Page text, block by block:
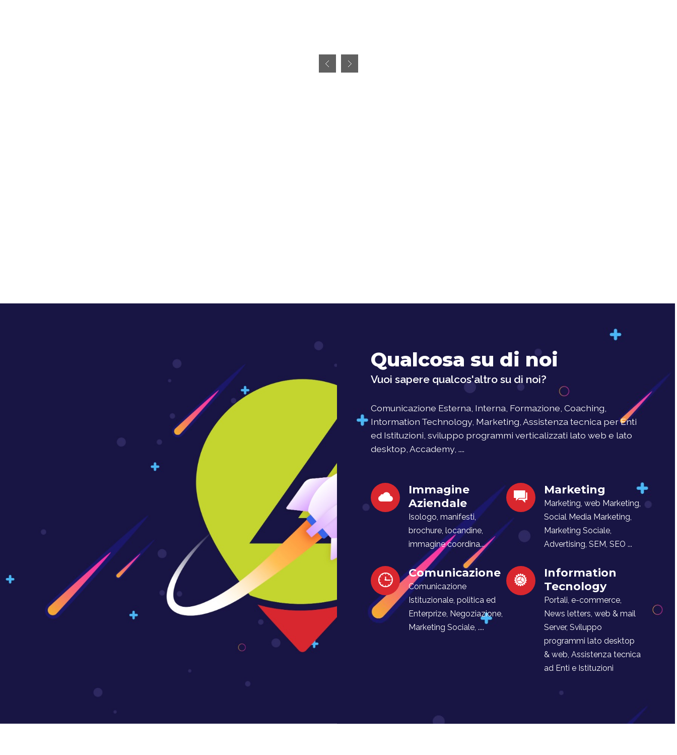
Qualcosa su di noi
Vuoi sapere qualcos'altro su di noi?
Comunicazione Esterna, Interna, Formazione, Coaching,
Intormation Technology, Marketing, Assistenza tecnica per Enti
ed Istituzioni, sviluppo programmi verticalizzati lato web e lato
desktop, Accademy, ....
Immagine
Aziendale
Isologo, manifesti,
brochure, locandine,
immagine coordina...
Marketing
Marketing, web Marketing,
Social Media Marketing,
Marketing Sociale,
Advertising, SEM, SEO ...
Comunicazione
Comunicazione
Istituzionale, politica ed
Enterprize, Negoziazione,
Marketing Sociale, ....
Information
Tecnology
Portali, e-commerce,
News letters, web & mail
Server, Sviluppo
programmi lato desktop
& web, Assistenza tecnica
ad Enti e Istituzioni